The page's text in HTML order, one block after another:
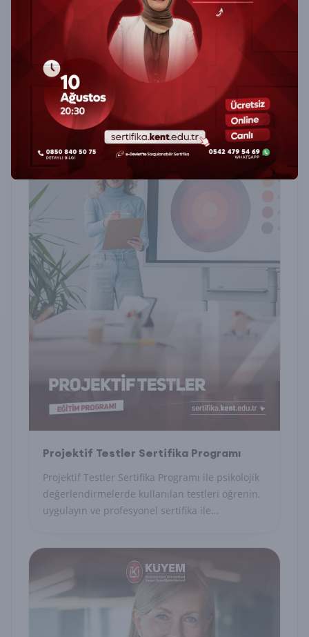
Hijyen Sertifika Programı
Hijyen Sertifika Programı ile gıda, sağlık ve
hizmet sektörlerinde hijyen kurallarını öğrenin.
Sertifikanızı alın, güvenli çalışma ortamı
sağlayın.
Projektif Testler Sertifika Programı
Projektif Testler Sertifika Programı ile psikolojik
değerlendirmelerde kullanılan testleri öğrenin,
uygulayın ve profesyonel sertifika ile